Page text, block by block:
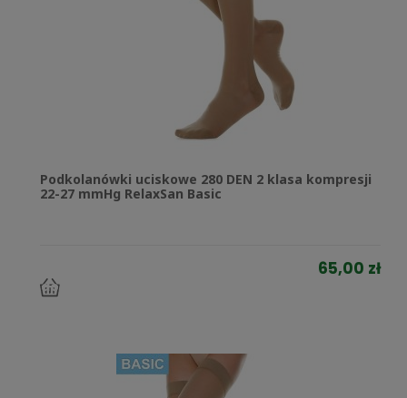
Podkolanówki uciskowe 280 DEN 2 klasa kompresji
22-27 mmHg RelaxSan Basic
65,00 zł
do